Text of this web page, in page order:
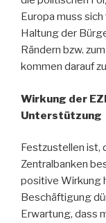
Europa muss
Haltung der
Rändern bzw.
kommen darauf
Wirkung der
Unterstützung
Festzustellen ist,
Zentralbanken
positive Wirkung
Beschäftigung
Erwartung, dass